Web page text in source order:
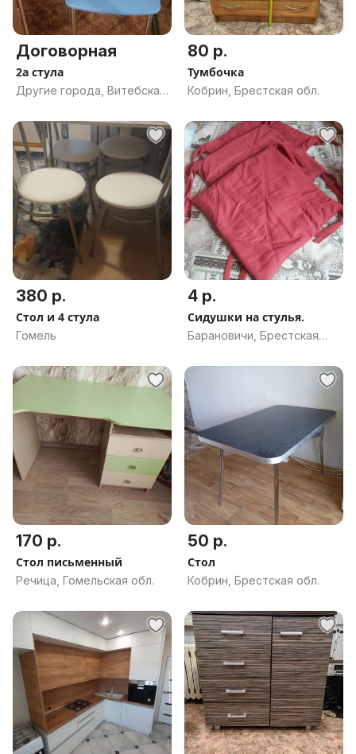
Договорная
2а стула
Другие города, Витебская
80 р.
Тумбочка
Кобрин, Брестская обл.
380 р.
Стол и 4 стула
Гомель
4 р.
Сидушки на стулья.
Барановичи, Брестская
170 р.
Стол письменный
Речица, Гомельская обл.
50 р.
Стол
Кобрин, Брестская обл.